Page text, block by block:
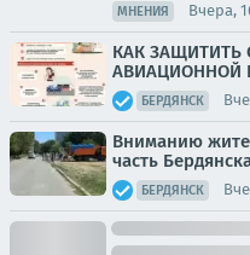
МНЕНИЯ Вчера,
КАК ЗАЩИТИТЬ
АВИАЦИОННОЙ
БЕРДЯНСК
Вниманию
часть
БЕРДЯНСК